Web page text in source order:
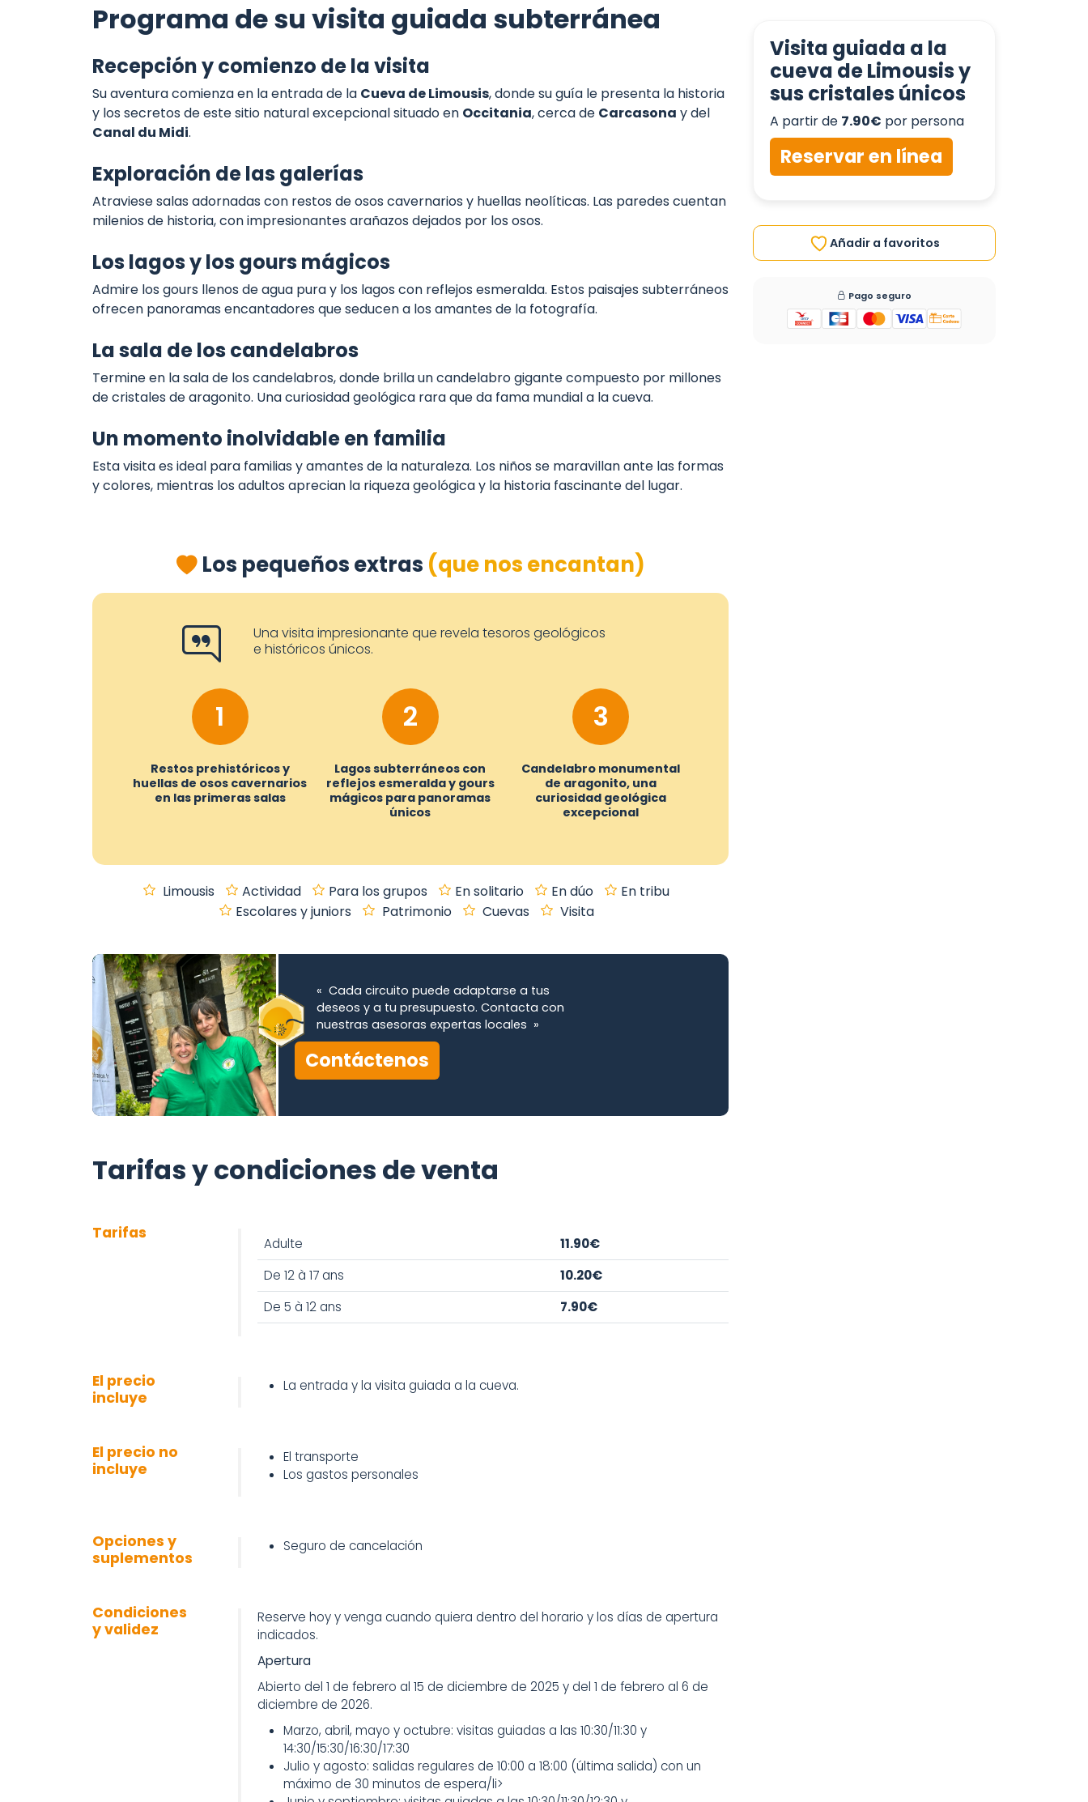
Programa de su visita guiada subterránea
Recepción y comienzo de la visita
Su aventura comienza en la entrada de la Cueva de Limousis, donde su guía le presenta la historia
y los secretos de este sitio natural excepcional situado en Occitania, cerca de Carcasona y del
Canal du Midi.
Exploración de las galerías
Atraviese salas adornadas con restos de osos cavernarios y huellas neolíticas. Las paredes cuentan
milenios de historia, con impresionantes arañazos dejados por los osos.
Los lagos y los gours mágicos
Admire los gours llenos de agua pura y los lagos con reflejos esmeralda. Estos paisajes subterráneos
ofrecen panoramas encantadores que seducen a los amantes de la fotografía.
La sala de los candelabros
Termine en la sala de los candelabros, donde brilla un candelabro gigante compuesto por millones
de cristales de aragonito. Una curiosidad geológica rara que da fama mundial a la cueva.
Un momento inolvidable en familia
Esta visita es ideal para familias y amantes de la naturaleza. Los niños se maravillan ante las formas
y colores, mientras los adultos aprecian la riqueza geológica y la historia fascinante del lugar.
Los pequeños extras (que nos encantan)
Una visita impresionante que revela tesoros geológicos
e históricos únicos.
1
Restos prehistóricos y
huellas de osos cavernarios
en las primeras salas
2
Lagos subterráneos con
reflejos esmeralda y gours
mágicos para panoramas
únicos
3
Candelabro monumental
de aragonito, una
curiosidad geológica
excepcional
Limousis Actividad Para los grupos En solitario En dúo
En tribu
Escolares y juniors
Patrimonio Cuevas Visita
« Cada circuito puede adaptarse a tus
deseos y a tu presupuesto. Contacta con
nuestras asesoras expertas locales »
Contáctenos
Tarifas y condiciones de venta
Tarifas
Adulte
11.90€
De 12 à 17 ans
10.20€
De 5 à 12 ans
7.90€
El precio
incluye
La entrada y la visita guiada a la cueva.
El precio no
incluye
El transporte
Los gastos personales
Opciones y
suplementos
Seguro de cancelación
Condiciones
y validez
Reserve hoy y venga cuando quiera dentro del horario y los días de apertura
indicados.
Apertura
Abierto del 1 de febrero al 15 de diciembre de 2025 y del 1 de febrero al 6 de
diciembre de 2026.
Marzo, abril, mayo y octubre: visitas guiadas a las 10:30/11:30 y
14:30/15:30/16:30/17:30
Julio y agosto: salidas regulares de 10:00 a 18:00 (última salida) con un
máximo de 30 minutos de espera/li>
Visita guiada a la
cueva de Limousis y
sus cristales únicos
A partir de 7.90€ por persona
Reservar en línea
Añadir a favoritos
Pago seguro